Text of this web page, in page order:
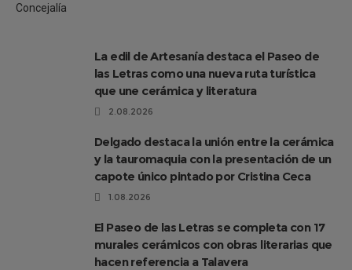
Concejalía
La edil de Artesanía destaca el Paseo de
las Letras como una nueva ruta turística
que une cerámica y literatura
2.08.2026
Delgado destaca la unión entre la cerámica
y la tauromaquia con la presentación de un
capote único pintado por Cristina Ceca
1.08.2026
El Paseo de las Letras se completa con 17
murales cerámicos con obras literarias que
hacen referencia a Talavera